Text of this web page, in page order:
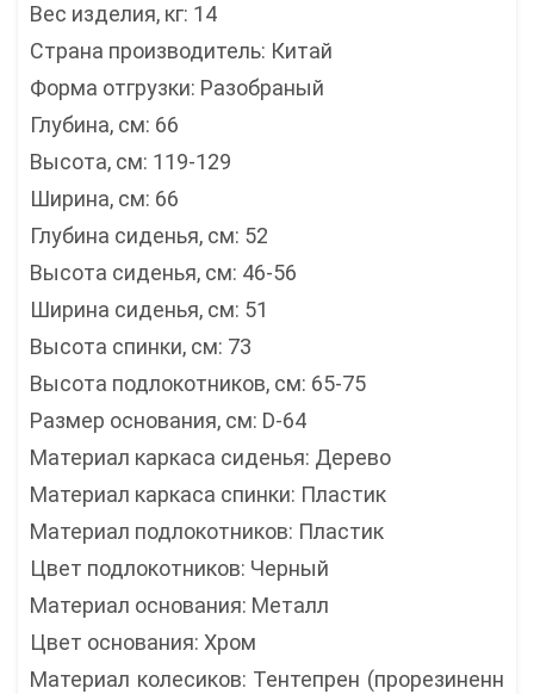
Вес изделия, кг: 14
Страна производитель: Китай
Форма отгрузки: Разобраный
Глубина, см: 66
Высота, см: 119-129
Ширина, см: 66
Глубина сиденья, см: 52
Высота сиденья, см: 46-56
Ширина сиденья, см: 51
Высота спинки, см: 73
Высота подлокотников, см: 65-75
Размер основания, см: D-64
Материал каркаса сиденья: Дерево
Материал каркаса спинки: Пластик
Материал подлокотников: Пластик
Цвет подлокотников: Черный
Материал основания: Металл
Цвет основания: Хром
Материал колесиков: Тентепрен (прорезиненн